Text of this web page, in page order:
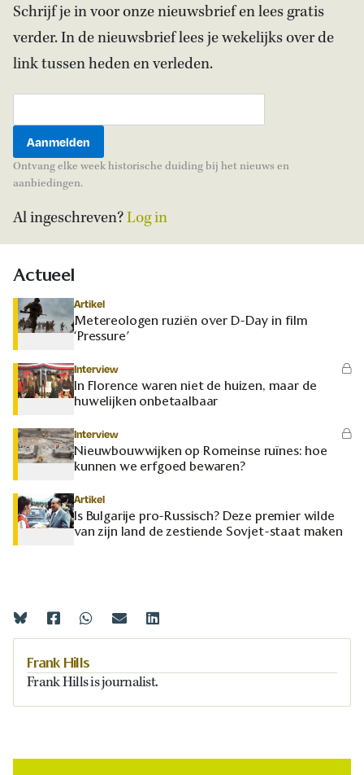
Schrijf je in voor onze nieuwsbrief en lees gratis
verder. In de nieuwsbrief lees je wekelijks over de
link tussen heden en verleden.
Ontvang elke week historische duiding bij het nieuws en
aanbiedingen.
Al ingeschreven?Log in
Actueel
Artikel
Metereologen ruziën over D-Day in film
‘Pressure’
Interview
In Florence waren niet de huizen, maar de
huwelijken onbetaalbaar
Interview
Nieuwbouwwijken op Romeinse ruïnes: hoe
kunnen we erfgoed bewaren?
Artikel
Is Bulgarije pro-Russisch? Deze premier wilde
van zijn land de zestiende Sovjet-staat maken
Frank Hills
Frank Hills is journalist.